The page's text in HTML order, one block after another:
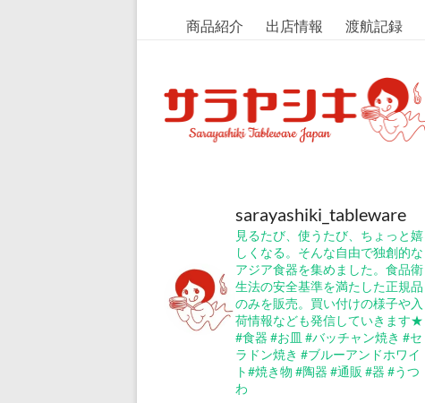
器・
ア
販
サ
商品紹介 出店情報 渡航記録
sarayashiki_tableware
見るたび、使うたび、ちょっと嬉
しくなる。そんな自由で独創的な
アジア食器を集めました。食品衛
生法の安全基準を満たした正規品
のみを販売。買い付けの様子や入
荷情報なども発信していきます★
#食器 #お皿 #バッチャン焼き #セ
ラドン焼き #ブルーアンドホワイ
ト#焼き物 #陶器 #通販 #器 #うつ
わ